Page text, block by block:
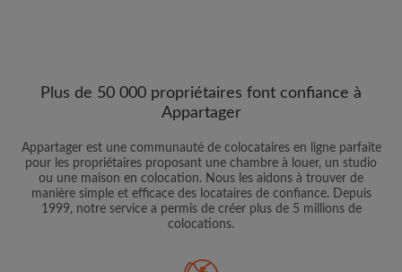
Plus de 50 000 propriétaires font confiance à
Appartager
Appartager est une communauté de colocataires en ligne parfaite
pour les propriétaires proposant une chambre à louer, un studio
ou une maison en colocation. Nous les aidons à trouver de
manière simple et efficace des locataires de confiance. Depuis
1999, notre service a permis de créer plus de 5 millions de
colocations.